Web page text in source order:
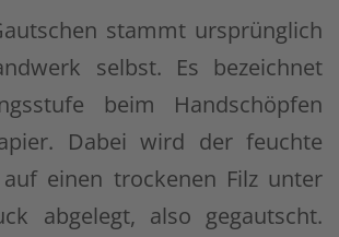
stammt ursprünglich
selbst. Es bezeichnet
beim Handschöpfen
Dabei wird der feuchte
auf einen trockenen Filz unter
abgelegt, also gegautscht.